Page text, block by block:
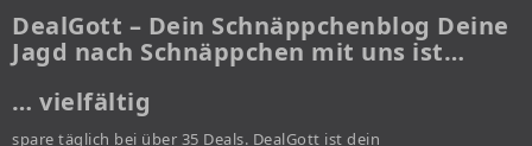
DealGott – Dein Schnäppchenblog Deine
Jagd nach Schnäppchen mit uns ist…
… vielfältig
spare täglich bei über 35 Deals. DealGott ist dein